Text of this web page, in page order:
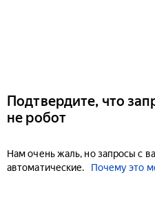
Подтвердите, что
не робот
Нам очень жаль, но запросы с
автоматические.
Почему это